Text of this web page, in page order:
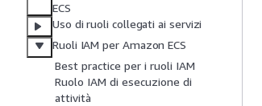
ECS
Uso di ruoli collegati ai servizi
Ruoli IAM per Amazon ECS
Best practice per i ruoli IAM
Ruolo IAM di esecuzione di
attività